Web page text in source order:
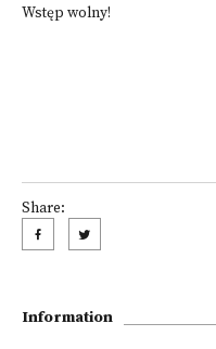
Wstęp wolny!
Share:
Information